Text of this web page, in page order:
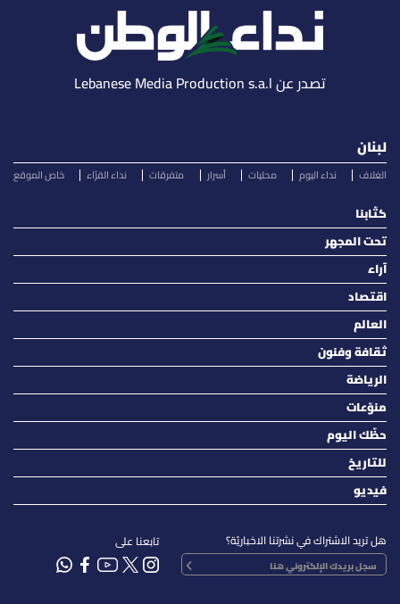
تصدر عن Lebanese Media Production s.a.l
لبنان
الغلاف نداء اليوم محليات أسرار متفرقات نداء القرّاء خاص الموقع
كتّابنا
تحت المجهر
آراء
اقتصاد
العالم
ثقافة وفنون
الرياضة
منوّعات
حظّك اليوم
للتاريخ
فيديو
هل تريد الاشتراك في نشرتنا الاخباريّة؟ تابعنا على